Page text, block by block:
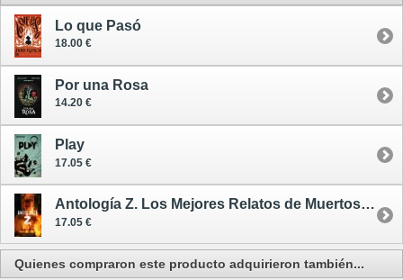
Lo que Pasó
18.00 €
Por una Rosa
14.20 €
Play
17.05 €
Antología Z. Los Mejores Relatos de Muertos Vivientes 5
17.05 €
Quienes compraron este producto adquirieron también...